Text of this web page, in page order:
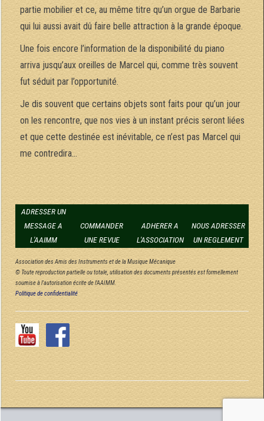
partie mobilier et ce, au même titre qu’un orgue de Barbarie
qui lui aussi avait dû faire belle attraction à la grande époque.
Une fois encore l’information de la disponibilité du piano
arriva jusqu’aux oreilles de Marcel qui, comme très souvent
fut séduit par l’opportunité.
Je dis souvent que certains objets sont faits pour qu’un jour
on les rencontre, que nos vies à un instant précis seront liées
et que cette destinée est inévitable, ce n’est pas Marcel qui
me contredira…
ADRESSER UN
MESSAGE A
L'AAIMM
COMMANDER
UNE REVUE
ADHERER A
L'ASSOCIATION
NOUS ADRESSER
UN REGLEMENT
Association des Amis des Instruments et de la Musique Mécanique
© Toute reproduction partielle ou totale, utilisation des documents présentés est formellement
soumise à l'autorisation écrite de l'AAIMM.
Politique de confidentialité